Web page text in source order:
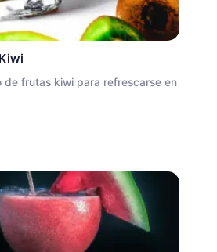
de frutas kiwi para refrescarse en